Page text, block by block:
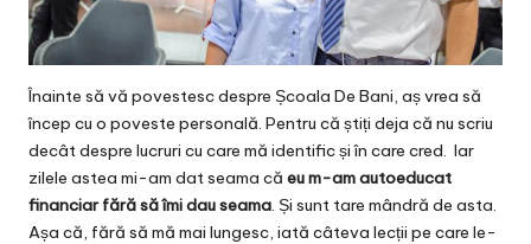
Înainte să vă povestesc despre Școala De Bani, aș vrea să
încep cu o poveste personală. Pentru că știți deja că nu scriu
decât despre lucruri cu care mă identific și în care cred. Iar
zilele astea mi-am dat seama că eu m-am autoeducat
financiar fără să îmi dau seama. Și sunt tare mândră de asta.
Așa că, fără să mă mai lungesc, iată câteva lecții pe care le-